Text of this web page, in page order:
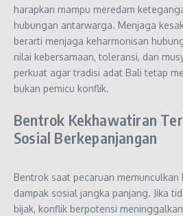
harapkan mampu meredam
hubungan antarwarga. Menjaga
berarti menjaga keharmonisan
nilai kebersamaan, toleransi, dan
perkuat agar tradisi adat Bali tetap
bukan pemicu konflik.
Bentrok Kekhawatiran
Sosial Berkepanjangan
Bentrok saat pecaruan memunculkan
dampak sosial jangka panjang. Jika
bijak, konflik berpotensi